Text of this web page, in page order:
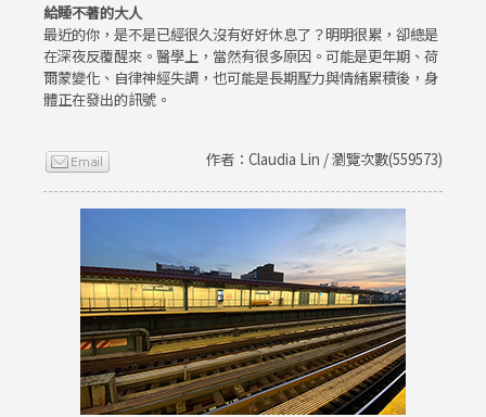
給睡不著的大人
最近的你，是不是已經很久沒有好好休息了？明明很累，卻總是
在深夜反覆醒來。醫學上，當然有很多原因。可能是更年期、荷
爾蒙變化、自律神經失調，也可能是長期壓力與情緒累積後，身
體正在發出的訊號。
作者：Claudia Lin / 瀏覽次數(559573)